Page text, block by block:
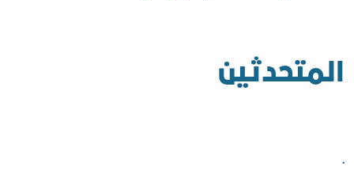
المتحدثين
.